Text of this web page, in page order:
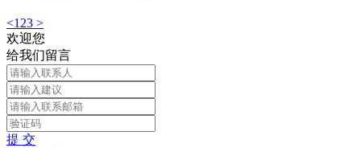
<1 23 >
欢迎您
给我们留言
提 交